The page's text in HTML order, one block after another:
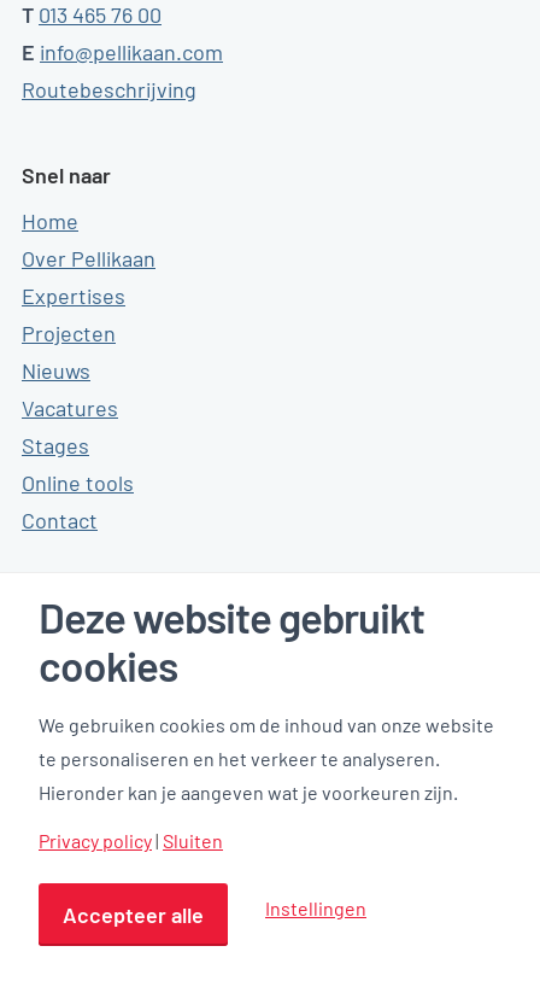
T 013 465 76 00
E info@pellikaan.com
Routebeschrijving
Snel naar
Home
Over Pellikaan
Expertises
Projecten
Nieuws
Vacatures
Stages
Online tools
Contact
Klanten reviews
Deze website gebruikt
cookies
We gebruiken cookies om de inhoud van onze website
te personaliseren en het verkeer te analyseren.
Hieronder kan je aangeven wat je voorkeuren zijn.
Privacy policy| Sluiten
Accepteer alle Instellingen